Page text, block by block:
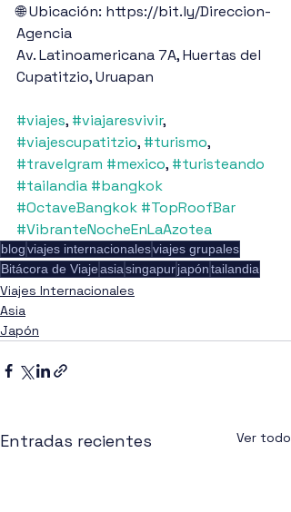
🌐 Ubicación: https://bit.ly/Direccion-
Agencia
Av. Latinoamericana 7A, Huertas del
Cupatitzio, Uruapan
#viajes, #viajaresvivir,
#viajescupatitzio, #turismo,
#travelgram #mexico, #turisteando
#tailandia #bangkok
#OctaveBangkok #TopRoofBar
#VibranteNocheEnLaAzotea
blogviajes internacionalesviajes grupales
Bitácora de Viajeasiasingapurjapóntailandia
Viajes Internacionales
Asia
Japón
Entradas recientes Ver todo